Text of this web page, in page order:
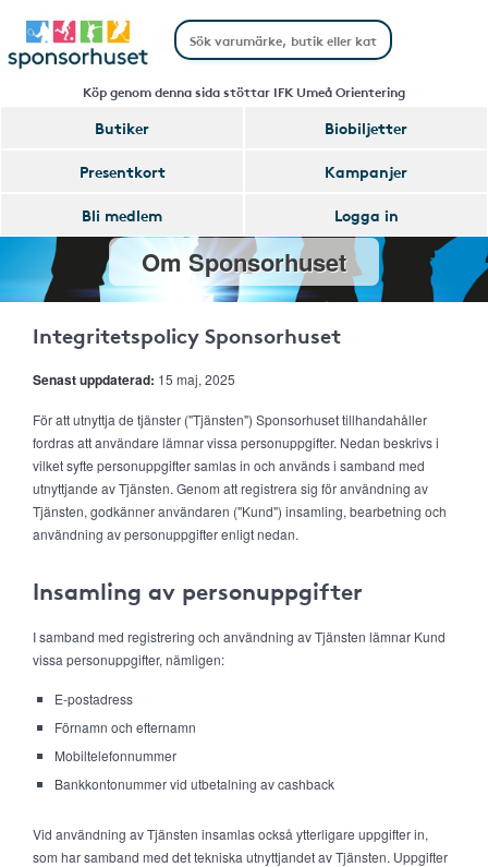
Köp genom denna sida stöttar IFK Umeå Orientering
Butiker
Biobiljetter
Presentkort
Kampanjer
Bli medlem
Logga in
Om Sponsorhuset
Integritetspolicy Sponsorhuset
Senast uppdaterad: 15 maj, 2025
För att utnyttja de tjänster ("Tjänsten") Sponsorhuset tillhandahåller
fordras att användare lämnar vissa personuppgifter. Nedan beskrivs i
vilket syfte personuppgifter samlas in och används i samband med
utnyttjande av Tjänsten. Genom att registrera sig för användning av
Tjänsten, godkänner användaren ("Kund") insamling, bearbetning och
användning av personuppgifter enligt nedan.
Insamling av personuppgifter
I samband med registrering och användning av Tjänsten lämnar Kund
vissa personuppgifter, nämligen:
E-postadress
Förnamn och efternamn
Mobiltelefonnummer
Bankkontonummer vid utbetalning av cashback
Vid användning av Tjänsten insamlas också ytterligare uppgifter in,
som har samband med det tekniska utnyttjandet av Tjänsten. Uppgifter